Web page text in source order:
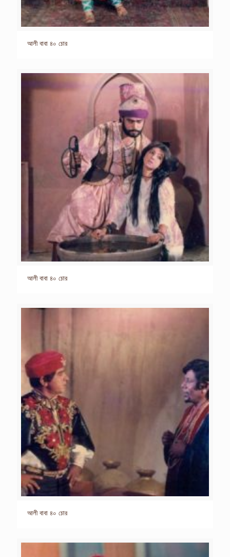
আলী বাবা ৪০ চোর
আলী বাবা ৪০ চোর
আলী বাবা ৪০ চোর